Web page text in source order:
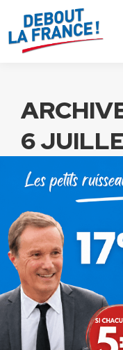
6
L’argent de
des Français
Communiqués
6 juillet 2014
A deux jours de
Panneau de gestion des